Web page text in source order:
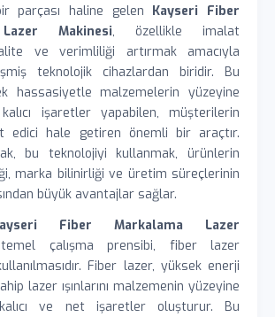
parçası haline gelen Kayseri Fiber
Makinesi, özellikle imalat
ve verimliliği artırmak amacıyla
teknolojik cihazlardan biridir. Bu
hassasiyetle malzemelerin yüzeyine
işaretler yapabilen, müşterilerin
edici hale getiren önemli bir araçtır.
bu teknolojiyi kullanmak, ürünlerin
marka bilinirliği ve üretim süreçlerinin
büyük avantajlar sağlar.
Fiber Markalama Lazer
çalışma prensibi, fiber lazer
Fiber lazer, yüksek enerji
lazer ışınlarını malzemenin yüzeyine
ve net işaretler oluşturur. Bu